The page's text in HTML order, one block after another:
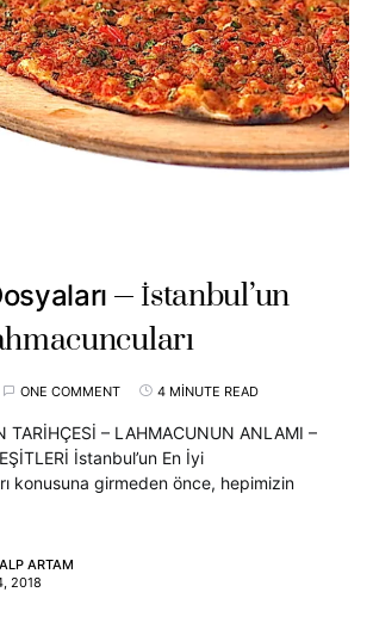
İstanbul’un
ONE COMMENT 4 MINUTE READ
TARİHÇESİ – LAHMACUNUN ANLAMI –
İstanbul’un En İyi
konusuna girmeden önce, hepimizin
ARTAM
2018